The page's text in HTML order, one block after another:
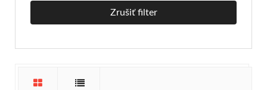
Zrušiť filter